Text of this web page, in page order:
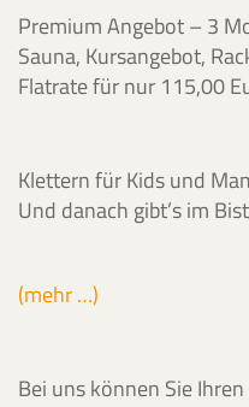
Premium Angebot – 3
Sauna, Kursangebot,
Flatrate für nur 115,00
Klettern für Kids und
Und danach gibt’s im
(mehr …)
Bei uns können Sie